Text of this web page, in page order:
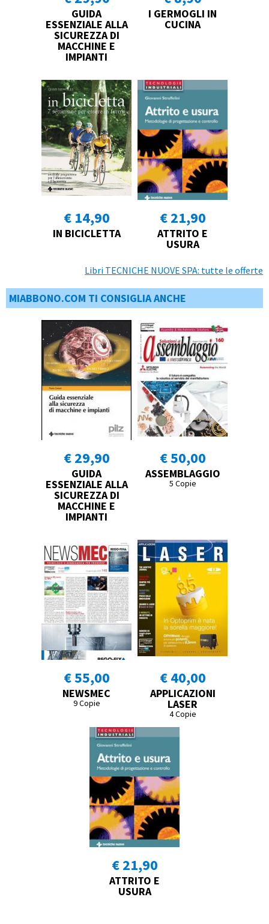
GUIDA
ESSENZIALE ALLA
SICUREZZA DI
MACCHINE E
IMPIANTI
I GERMOGLI IN
CUCINA
€ 14,90
IN BICICLETTA
€ 21,90
ATTRITO E
USURA
Libri TECNICHE NUOVE SPA: tutte le offerte
MIABBONO.COM TI CONSIGLIA ANCHE
€ 29,90
GUIDA
ESSENZIALE ALLA
SICUREZZA DI
MACCHINE E
IMPIANTI
€ 50,00
ASSEMBLAGGIO
5 Copie
€ 55,00
NEWSMEC
9 Copie
€ 40,00
APPLICAZIONI
LASER
4 Copie
€ 21,90
ATTRITO E
USURA